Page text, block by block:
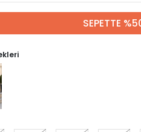
SEPETTE